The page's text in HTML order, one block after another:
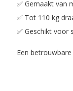
✅ Gemaakt van
✅ Tot 110 kg
✅ Geschikt voor
Een